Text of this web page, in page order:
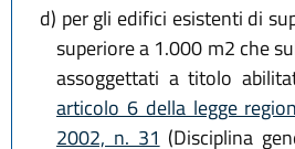
d) per gli edifici esistenti di
superiore a 1.000 m2 che
assoggettati a titolo
articolo 6 della legge
2002, n. 31 (Disciplina